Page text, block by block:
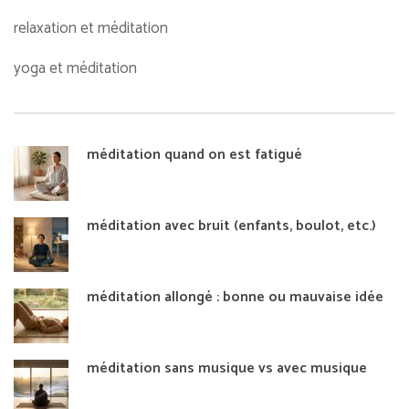
relaxation et méditation
yoga et méditation
méditation quand on est fatigué
méditation avec bruit (enfants, boulot, etc.)
méditation allongé : bonne ou mauvaise idée
méditation sans musique vs avec musique